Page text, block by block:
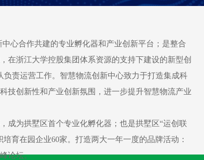
心合作共建的专业孵化器和产业创新平台；是整合
在浙江大学控股集团体系资源的支持下建设的新型创
责运营工作。智慧物流创新中心致力于打造集成科
技创新性和产业创新氛围，进一步提升智慧物流产业
成为拱墅区首个专业化孵化器；也是拱墅区“运创联
育在园企业60家。打造两大一年一度的品牌活动：
论坛。